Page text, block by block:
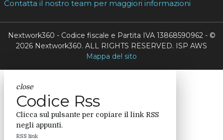
Contatta il nostro team per maggiori informazioni
Nextwork360 - Codice fiscale e Partita IVA 13868590962 - ©
2026 Nextwork360. ALL RIGHTS RESERVED. ISP AWS
Mappa del sito
close
Codice Rss
Clicca sul pulsante per copiare il link RSS
negli appunti.
RSS link